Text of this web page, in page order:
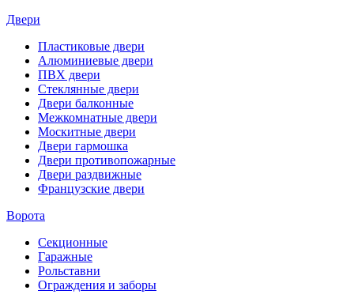
Двери
Пластиковые двери
Алюминиевые двери
ПВХ двери
Стеклянные двери
Двери балконные
Межкомнатные двери
Москитные двери
Двери гармошка
Двери противопожарные
Двери раздвижные
Французские двери
Ворота
Секционные
Гаражные
Рольставни
Ограждения и заборы